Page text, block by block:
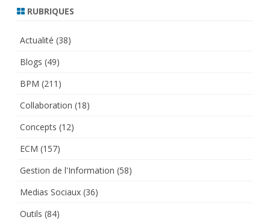
RUBRIQUES
Actualité (38)
Blogs (49)
BPM (211)
Collaboration (18)
Concepts (12)
ECM (157)
Gestion de l'Information (58)
Medias Sociaux (36)
Outils (84)